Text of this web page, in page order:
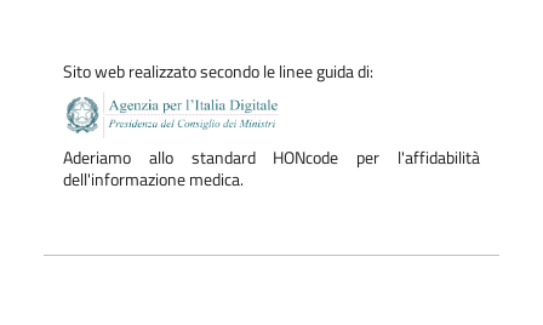
Sito web realizzato secondo le linee guida di:
Aderiamo allo standard HONcode per l'affidabilità
dell'informazione medica.